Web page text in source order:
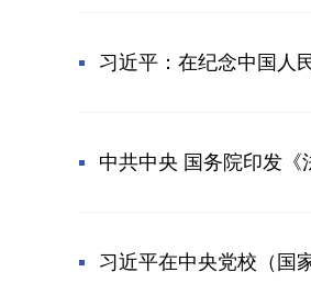
习近平：在纪念中国人
中共中央 国务院印发《
习近平在中央党校（国